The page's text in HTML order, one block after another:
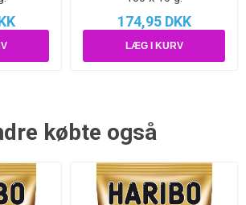
174,95 DKK
købte også